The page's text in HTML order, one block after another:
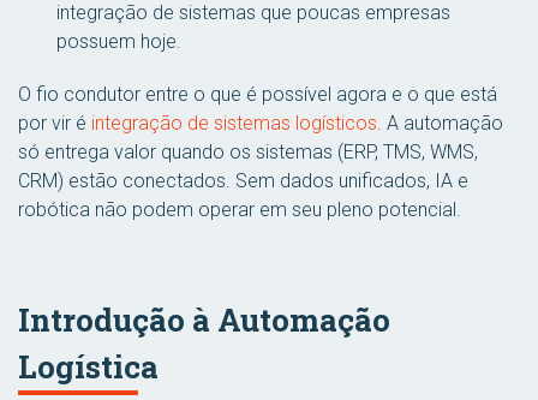
integração de sistemas que poucas empresas
possuem hoje.
O fio condutor entre o que é possível agora e o que está
por vir é integração de sistemas logísticos. A automação
só entrega valor quando os sistemas (ERP, TMS, WMS,
CRM) estão conectados. Sem dados unificados, IA e
robótica não podem operar em seu pleno potencial.
Introdução à Automação
Logística